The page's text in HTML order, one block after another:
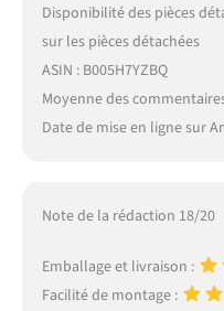
Disponibilité des pièces
sur les pièces détachées
ASIN : B005H7YZBQ
Moyenne des
Date de mise en ligne sur
Note de la rédaction 18/20
Emballage et livraison :
Facilité de montage :